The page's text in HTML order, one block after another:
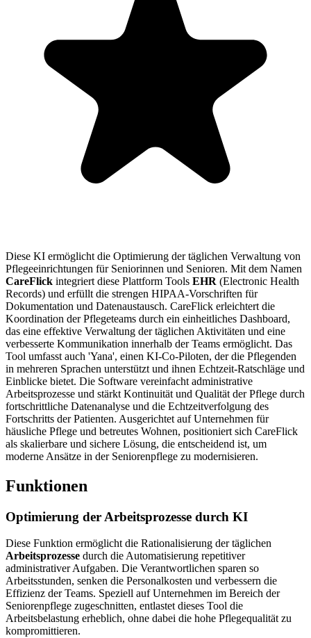
Diese KI ermöglicht die Optimierung der täglichen Verwaltung von
Pflegeeinrichtungen für Seniorinnen und Senioren. Mit dem Namen
CareFlick integriert diese Plattform Tools EHR (Electronic Health
Records) und erfüllt die strengen HIPAA-Vorschriften für
Dokumentation und Datenaustausch. CareFlick erleichtert die
Koordination der Pflegeteams durch ein einheitliches Dashboard,
das eine effektive Verwaltung der täglichen Aktivitäten und eine
verbesserte Kommunikation innerhalb der Teams ermöglicht. Das
Tool umfasst auch 'Yana', einen KI-Co-Piloten, der die Pflegenden
in mehreren Sprachen unterstützt und ihnen Echtzeit-Ratschläge und
Einblicke bietet. Die Software vereinfacht administrative
Arbeitsprozesse und stärkt Kontinuität und Qualität der Pflege durch
fortschrittliche Datenanalyse und die Echtzeitverfolgung des
Fortschritts der Patienten. Ausgerichtet auf Unternehmen für
häusliche Pflege und betreutes Wohnen, positioniert sich CareFlick
als skalierbare und sichere Lösung, die entscheidend ist, um
moderne Ansätze in der Seniorenpflege zu modernisieren.
Funktionen
Optimierung der Arbeitsprozesse durch KI
Diese Funktion ermöglicht die Rationalisierung der täglichen
Arbeitsprozesse durch die Automatisierung repetitiver
administrativer Aufgaben. Die Verantwortlichen sparen so
Arbeitsstunden, senken die Personalkosten und verbessern die
Effizienz der Teams. Speziell auf Unternehmen im Bereich der
Seniorenpflege zugeschnitten, entlastet dieses Tool die
Arbeitsbelastung erheblich, ohne dabei die hohe Pflegequalität zu
kompromittieren.